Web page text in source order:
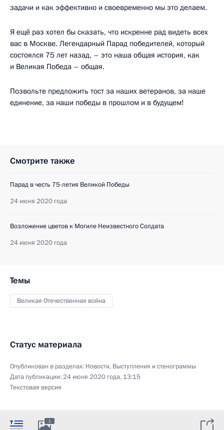
задачи и как эффективно и своевременно мы это делаем.
Я ещё раз хотел бы сказать, что искренне рад видеть всех
вас в Москве. Легендарный Парад победителей, который
состоялся 75 лет назад, – это наша общая история, как
и Великая Победа – общая.
Позвольте предложить тост за наших ветеранов, за наше
единение, за наши победы в прошлом и в будущем!
Смотрите также
Парад в честь 75-летия Великой Победы
24 июня 2020 года
Возложение цветов к Могиле Неизвестного Солдата
24 июня 2020 года
Темы
Великая Отечественная война
Статус материала
Опубликован в разделах: Новости, Выступления и стенограммы
Дата публикации:24 июня 2020 года, 13:15
Текстовая версия
1